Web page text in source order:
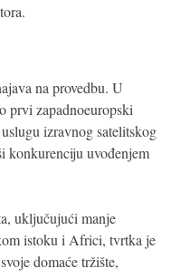
na provedbu. U
prvi zapadnoeuropski
izravnog satelitskog
konkurenciju uvođenjem
uključujući manje
istoku i Africi, tvrtka je
domaće tržište,